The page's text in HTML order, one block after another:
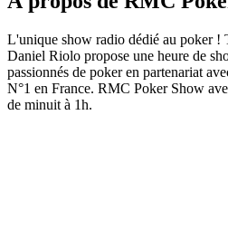
L'unique show radio dédié au poker !
Daniel Riolo propose une heure de
passionnés de poker en partenariat
N°1 en France. RMC Poker Show
de minuit à 1h.